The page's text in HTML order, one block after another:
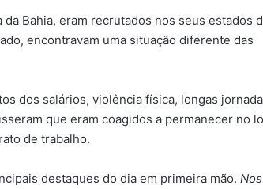
Bahia, eram recrutados nos seus estados
encontravam uma situação diferente das
dos salários, violência física, longas
que eram coagidos a permanecer no
de trabalho.
destaques do dia em primeira mão.